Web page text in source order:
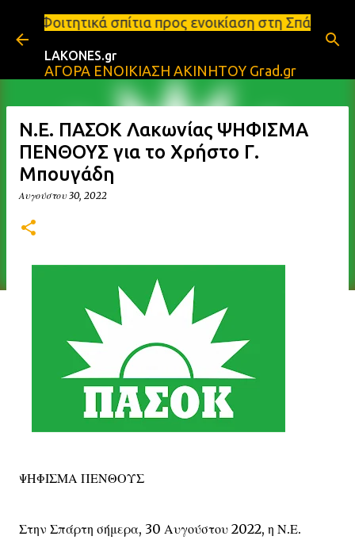
Μετάβαση στο κύριο περιεχόμενο
προς ενοικίαση στη Σπάρτη Ενοικιάσεις
LAKONES.gr
ΑΓΟΡΑ ΕΝΟΙΚΙΑΣΗ ΑΚΙΝΗΤΟΥ Grad.gr
Ν.Ε. ΠΑΣΟΚ Λακωνίας ΨΗΦΙΣΜΑ
ΠΕΝΘΟΥΣ για το Χρήστο Γ.
Μπουγάδη
Αυγούστου 30, 2022
ΨΗΦΙΣΜΑ ΠΕΝΘΟΥΣ
Στην Σπάρτη σήμερα, 30 Αυγούστου 2022, η Ν.Ε.